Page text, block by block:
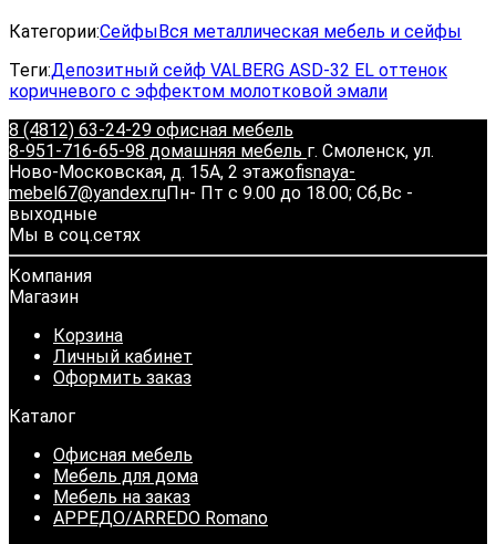
Категории:СейфыВся металлическая мебель и сейфы
Теги:Депозитный сейф VALBERG ASD-32 EL оттенок
коричневого с эффектом молотковой эмали
8 (4812) 63-24-29 офисная мебель
8-951-716-65-98 домашняя мебель г. Смоленск, ул.
Ново-Московская, д. 15А, 2 этажofisnaya-
mebel67@yandex.ruПн- Пт с 9.00 до 18.00; Сб,Вс -
выходные
Мы в соц.сетях
Компания
Магазин
Корзина
Личный кабинет
Оформить заказ
Каталог
Офисная мебель
Мебель для дома
Мебель на заказ
АРРЕДО/ARREDO Romano